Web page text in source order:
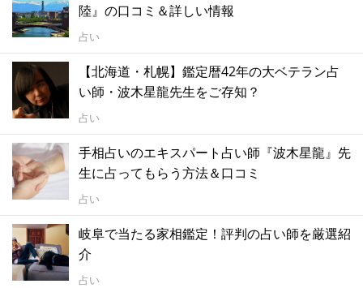
陸』の口コミ＆詳しい情報
占い
【北海道・札幌】鑑定暦42年の大ベテラン占
い師・波木星龍先生をご存知？
占い
手相占いのエキスパート占い師『波木星龍』先
生に占ってもらう方法＆口コミ
占い
岐阜で当たる家相鑑定！評判の占い師を厳選紹
介
占い